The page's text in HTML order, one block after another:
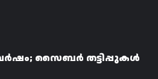
സൈബർ തട്ടിപ്പുകൾ